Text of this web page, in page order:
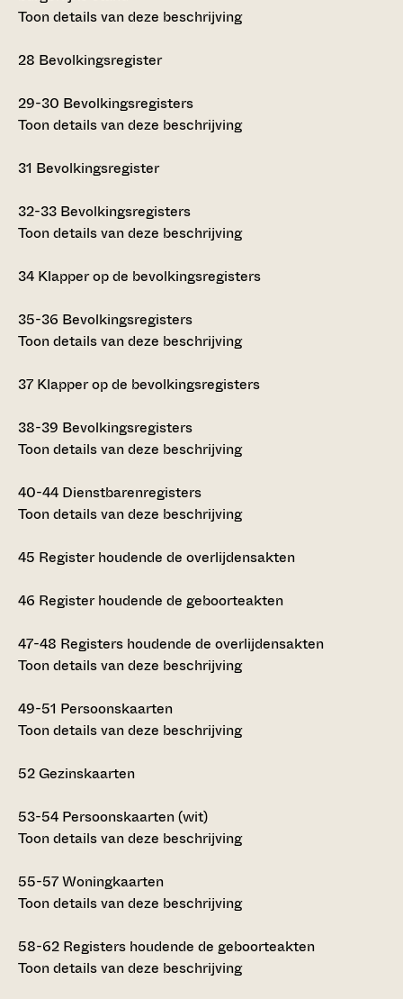
Toon details van deze beschrijving
28 Bevolkingsregister
29-30 Bevolkingsregisters
Toon details van deze beschrijving
31 Bevolkingsregister
32-33 Bevolkingsregisters
Toon details van deze beschrijving
34 Klapper op de bevolkingsregisters
35-36 Bevolkingsregisters
Toon details van deze beschrijving
37 Klapper op de bevolkingsregisters
38-39 Bevolkingsregisters
Toon details van deze beschrijving
40-44 Dienstbarenregisters
Toon details van deze beschrijving
45 Register houdende de overlijdensakten
46 Register houdende de geboorteakten
47-48 Registers houdende de overlijdensakten
Toon details van deze beschrijving
49-51 Persoonskaarten
Toon details van deze beschrijving
52Gezinskaarten
53-54 Persoonskaarten (wit)
Toon details van deze beschrijving
55-57Woningkaarten
Toon details van deze beschrijving
58-62 Registers houdende de geboorteakten
Toon details van deze beschrijving